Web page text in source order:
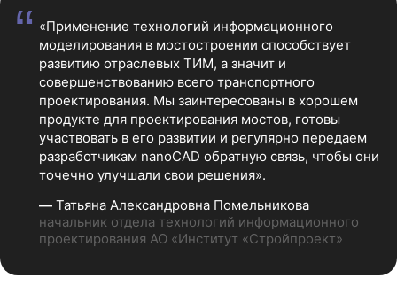
“ «Применение технологий информационного
моделирования в мостостроении способствует
развитию отраслевых ТИМ, а значит и
совершенствованию всего транспортного
проектирования. Мы заинтересованы в хорошем
продукте для проектирования мостов, готовы
участвовать в его развитии и регулярно передаем
разработчикам nanoCAD обратную связь, чтобы они
точечно улучшали свои решения».
— Татьяна Александровна Помельникова
начальник отдела технологий информационного
проектирования АО «Институт «Стройпроект»